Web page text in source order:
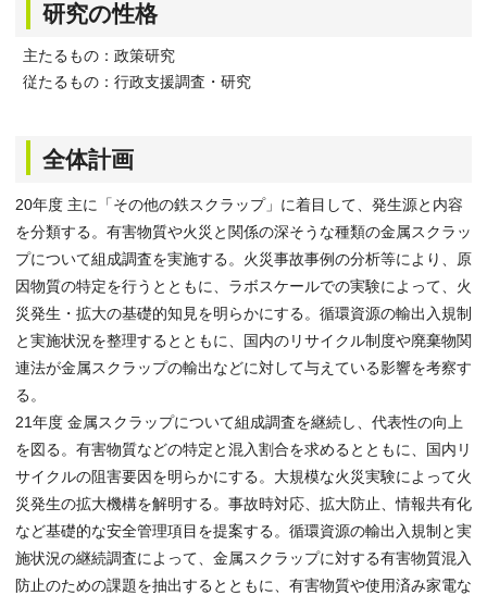
研究の性格
主たるもの：政策研究
従たるもの：行政支援調査・研究
全体計画
20年度 主に「その他の鉄スクラップ」に着目して、発生源と内容
を分類する。有害物質や火災と関係の深そうな種類の金属スクラッ
プについて組成調査を実施する。火災事故事例の分析等により、原
因物質の特定を行うとともに、ラボスケールでの実験によって、火
災発生・拡大の基礎的知見を明らかにする。循環資源の輸出入規制
と実施状況を整理するとともに、国内のリサイクル制度や廃棄物関
連法が金属スクラップの輸出などに対して与えている影響を考察す
る。
21年度 金属スクラップについて組成調査を継続し、代表性の向上
を図る。有害物質などの特定と混入割合を求めるとともに、国内リ
サイクルの阻害要因を明らかにする。大規模な火災実験によって火
災発生の拡大機構を解明する。事故時対応、拡大防止、情報共有化
など基礎的な安全管理項目を提案する。循環資源の輸出入規制と実
施状況の継続調査によって、金属スクラップに対する有害物質混入
防止のための課題を抽出するとともに、有害物質や使用済み家電な